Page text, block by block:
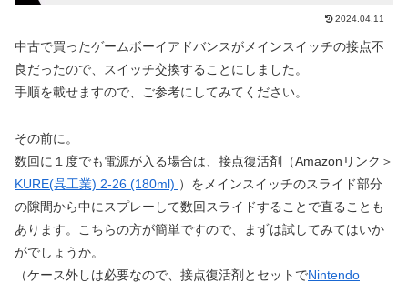
2024.04.11
中古で買ったゲームボーイアドバンスがメインスイッチの接点不
良だったので、スイッチ交換することにしました。
手順を載せますので、ご参考にしてみてください。
その前に。
数回に１度でも電源が入る場合は、接点復活剤（Amazonリンク＞
KURE(呉工業) 2-26 (180ml) ）をメインスイッチのスライド部分
の隙間から中にスプレーして数回スライドすることで直ることも
あります。こちらの方が簡単ですので、まずは試してみてはいか
がでしょうか。
（ケース外しは必要なので、接点復活剤とセットでNintendo